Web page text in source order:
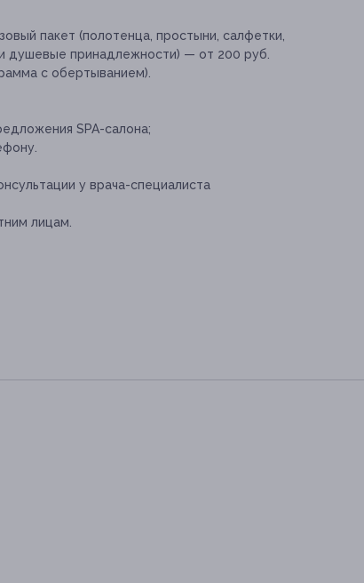
пакет (полотенца, простыни, салфетки,
и душевые принадлежности) — от 200 руб.
с обертыванием).
SPA-салона;
у врача-специалиста
лицам.